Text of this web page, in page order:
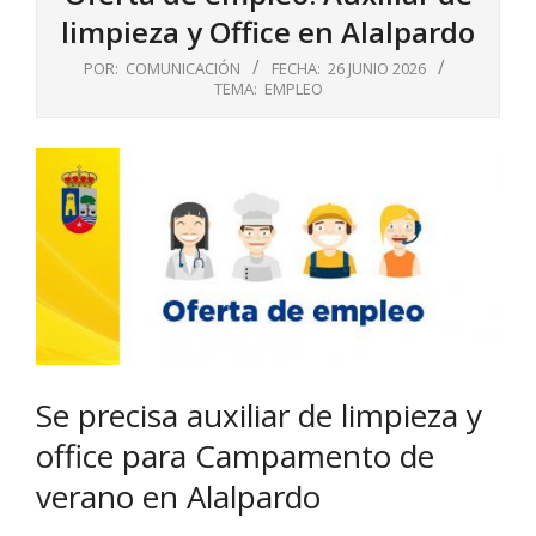
limpieza y Office en Alalpardo
POR: COMUNICACIÓN FECHA: 26 JUNIO 2026
TEMA: EMPLEO
Se precisa auxiliar de limpieza y
office para Campamento de
verano en Alalpardo